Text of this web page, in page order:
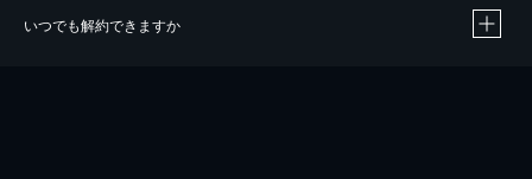
いつでも解約できますか